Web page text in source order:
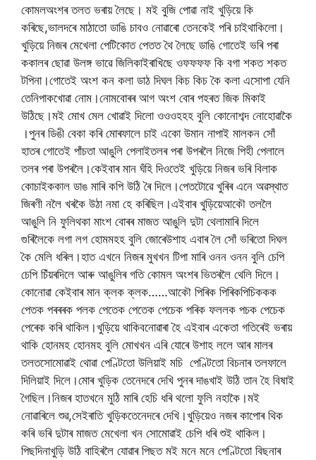
কোমলঅংশৰ তলত ভৰায় লৈছে। মই বুজি পোৱা নাই খুড়িয়ে কি
কৰিছে,ভালদৰে মাঠাতো ডাঙি চাবও নোৱাৰো তেনকেই পৰি চাইথাকিলো।
খুড়িয়ে নিজৰ মেখেলা পেটিকোত পেতত থৈ লৈছে ডাঙি গোতেই ভৰি পৰা
ককালৰ ছোৱা উলঙ্গ ভাৱে জিলিকাইৰাখিছে ওফফফফ কি বগা শকত শকত
টপিনা।গোতেই অংশ কন কলা ডাঠ দিঘল কিচ কিচ কৈ কলা এসোপা যেনি
তেনিপাকখোৱা নোম।নোমবোৰৰ আগ অংশ বোৰ পহৰত জিক মিকাই
উঠিছে।মই মোখ মেল খোৱাই দিলো ওওওহহহ বুলি কোনোশব্দ নোহোৱাকৈ
।পুনৰ ডিঙী বেকা কৰি মোৰফালে চাই একো উমান নাপাই মালকন সোঁ
হাতৰ গোতেই পাঁচতা আঙুলি পেলাইতলৰ পৰা উপৰলৈ নিজে পিহী পেলালে
তলৰ পৰা উপৰলৈ।কেইবাৰ মান ঘঁহি দিওতেই খুড়িয়ে নিজৰ ভৰি বিলাক
কোচাইককাল ডাঙ মাৰি কপি উঠি ৰৈ দিলে।পেতটোৱে খুৰিৰ এনে অৱস্থাত
জিৰণী নলৈ খৰকৈ উঠা নমা হে কৰিছিল।এইবাৰ খুড়িয়েআকৌ তললৈ
আঙুলি নি ফুলিথকা মাংশ বোৰৰ মাজত আঙুলি দুটা থেলামাৰি দিলে
গুৰিলৈকে লগা লগ হোমমহহ বুলি জোৰেউশাহ এবাৰ লৈ সোঁ ভৰিতো দিঘল
কৈ মেলি ধৰিল।হাত এখনে নিজৰ মুখখন টিপা মাৰি ওনন ওনন বুলি চেপি
চেপি চিঁয়ৰদিলে আৰু আঙুলিৰ গতি কোমল অংশৰ ভিতৰলৈ থেলি দিলে।
কোনোৱা কেইবাৰ মান ক্লক ক্লক……আকৌ পিৰিক পিৰিকপিচিককক
পেতক পৰৰৰক পলক পেতেক পেতেক পেচেক পৰিক ফললক পচক পেচেক
পেৰেক কৰি থাকিল।খুড়িয়ে থাকিবনোৱাৰা হৈ এইবাৰ একেতা গতিৰেই ভৰায়
থাকি হোনমহ হোনমহ বুলি মোখখন এৰি যোৰে উশাহ ললে আৰ মালৰ
তলতসোমোৱাই থোৱা পেণ্টিতো উলিয়াই মচি পেণ্টিতো বিচনাৰ তলফালে
দিলিয়াই দিলে।মোৰ খুড়িক তেনেদৰে দেখি পুনৰ দাঙখাই উঠি তান হৈ বিষাই
গৈছিল।নিজৰ হাতখনে মুঠি মাৰি হেচি ধৰি থলো ফুলি নহাকৈ।মই
নোৱাৰিলে শুৱ,সেইৰাতি খুড়িকতেনেদৰে দেখি।খুড়িয়েও নজৰ কাপোৰ থিক
কৰি ভৰি দুটাৰ মাজত মেখেলা খন সোমোৱাই চেপি ধৰি শুই থাকিল।
পিছদিনাখুড়ি উঠি বাহিৰলৈ যোৱাৰ পিছত মই মনে মনে পেণ্টিতো বিছনাৰ